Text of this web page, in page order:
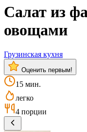
Салат из
овощами
Грузинская кухня
Оценить первым!
15 мин.
легко
4 порции